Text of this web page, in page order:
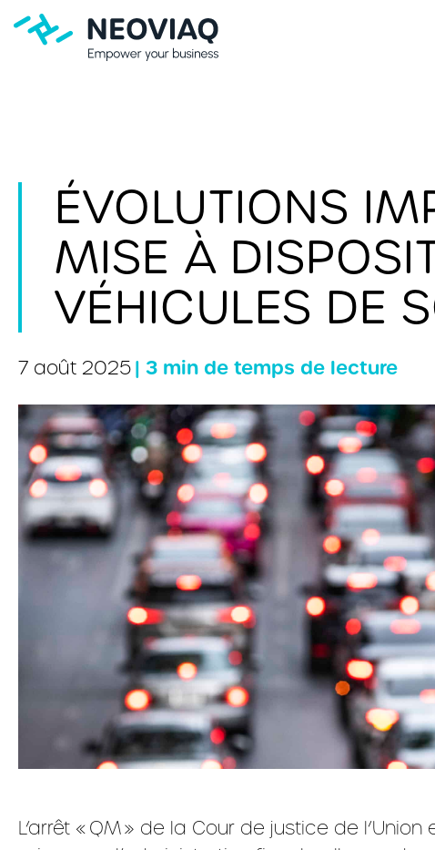
ÉVOLUTIONS
MISE À
VÉHICULES DE
7 août 2025| 3 min de temps de lecture
L’arrêt « QM » de la Cour de justice de